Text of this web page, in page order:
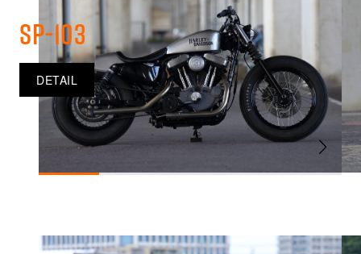
SP-103
DETAIL